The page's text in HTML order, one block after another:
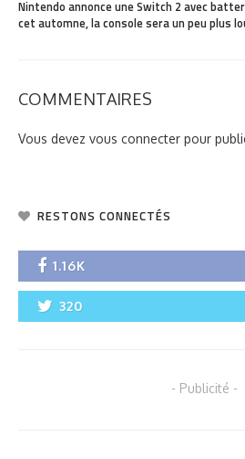
Nintendo annonce une Switch 2 avec
cet automne, la console sera un peu plus
COMMENTAIRES
Vous devez vous connecter pour
RESTONS CONNECTÉS
1.16K
320
- Publicité -